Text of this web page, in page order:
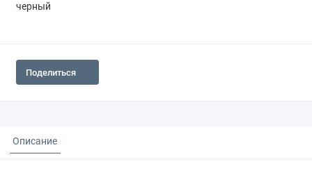
черный
Поделиться
Описание